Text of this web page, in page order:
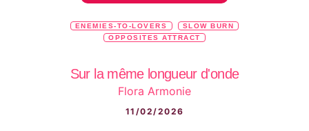
ENEMIES-TO-LOVERS
SLOW BURN
OPPOSITES ATTRACT
Sur la même longueur d'onde
Flora Armonie
11/02/2026